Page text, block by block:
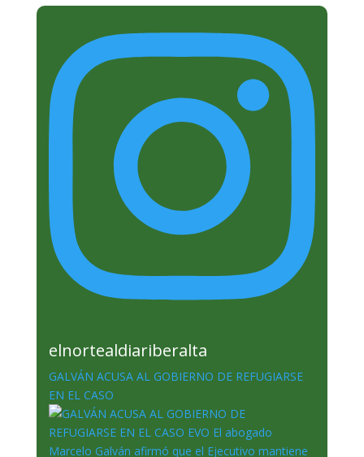
elnortealdiariberalta
GALVÁN ACUSA AL GOBIERNO DE REFUGIARSE
EN EL CASO